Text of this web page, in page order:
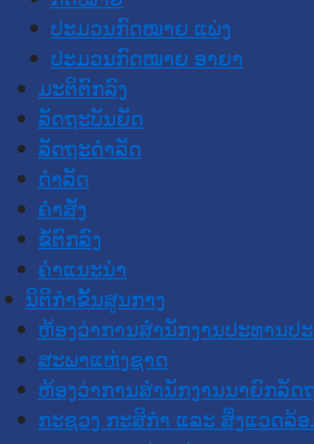
ປະມວນກົດໝາຍ ແພ່ງ
ປະມວນກົດໝາຍ ອາຍາ
ມະຕິຕົກລົງ
ລັດຖະບັນຍັດ
ລັດຖະດໍາລັດ
ດໍາລັດ
ຄໍາສັ່ງ
ຂໍ້ຕົກລົງ
ຄໍາແນະນໍາ
ນິຕິກຳຂັ້ນສູນກາງ
ຫ້ອງວ່າການສໍານັກງານປະທານປ
ສະພາແຫ່ງຊາດ
ຫ້ອງວ່າການສຳນັກງານນາຍົກລັດ
ກະຊວງ ກະສິກຳ ແລະ ສິ່ງແວດລ້